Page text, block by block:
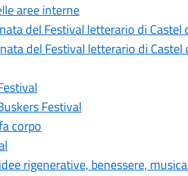
aree interne
del Festival letterario di Castel
del Festival letterario di Castel
Festival
corpo
rigenerative, benessere,